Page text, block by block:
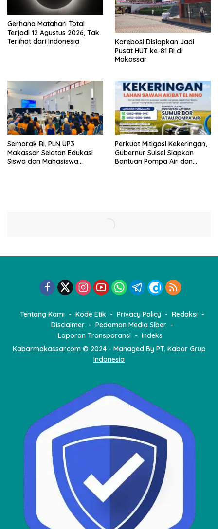
Gerhana Matahari Total
Terjadi 12 Agustus 2026, Tak
Terlihat dari Indonesia
Karebosi Disiapkan Jadi
Pusat HUT ke-81 RI di
Makassar
Semarak RI, PLN UP3
Makassar Selatan Edukasi
Siswa dan Mahasiswa
Perkuat Mitigasi Kekeringan,
Gubernur Sulsel Siapkan
Bantuan Pompa Air dan
Tentang Kami Kode Etik Privacy Policy
Redaksi
Disclaimer
Pedoman Media Siber
Laporan Transparansi
Indeks
Kabarmakassar.com© 2024 - Managed By PT. Kabar Grup
Indonesia